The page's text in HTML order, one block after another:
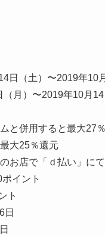
日（土）〜2019年10
月）〜2019年10月14
と併用すると最大27
大25％還元
お店で「ｄ払い」に
イント
ト
日